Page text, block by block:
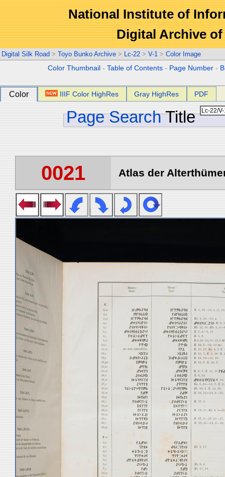
National Institute of
Digital Archive
Digital Silk Road > Toyo Bunko Archive > Lc-22 > V-1 > Color Image
Color Thumbnail -Table of Contents - Page Number -
Color IIIF Color HighRes Gray HighRes PDF
Page Search Title
0021 Atlas der